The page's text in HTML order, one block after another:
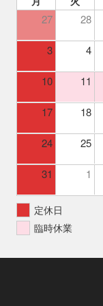
27 28
3 4
10 11
17 18
24 25
31 1
定休日
臨時休業